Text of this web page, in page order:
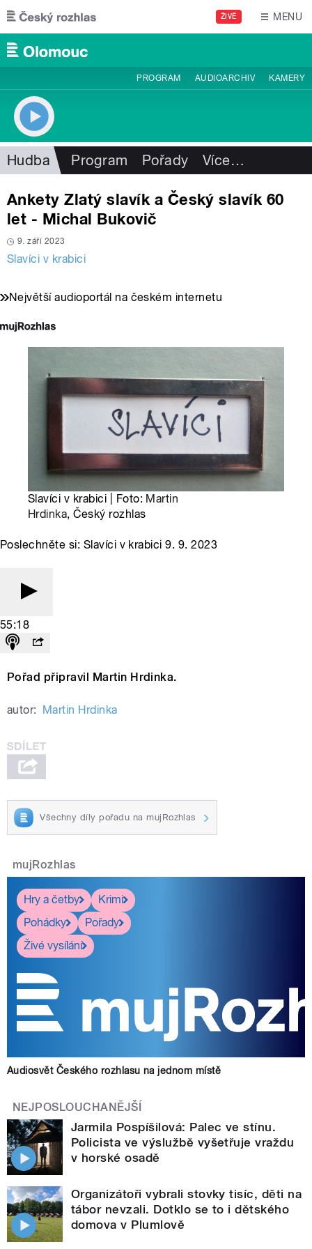
Přejít k hlavnímu obsahu
ŽIVĚ MENU
PROGRAM AUDIOARCHIV KAMERY
Hudba Program Pořady Více…
Ankety Zlatý slavík a Český slavík 60
let - Michal Bukovič
9. září 2023
Slavíci v krabici
Největší audioportál na českém internetu
Slavíci v krabici | Foto: Martin
Hrdinka, Český rozhlas
Poslechněte si: Slavíci v krabici 9. 9. 2023
55:18
Pořad připravil Martin Hrdinka.
autor: Martin Hrdinka
Všechny díly pořadu na mujRozhlas
mujRozhlas
Hry a četby
Krimi
Pohádky
Pořady
Živé vysílání
Audiosvět Českého rozhlasu na jednom místě
NEJPOSLOUCHANĚJŠÍ
Jarmila Pospíšilová: Palec ve stínu.
Policista ve výslužbě vyšetřuje vraždu
v horské osadě
Organizátoři vybrali stovky tisíc, děti na
tábor nevzali. Dotklo se to i dětského
domova v Plumlově